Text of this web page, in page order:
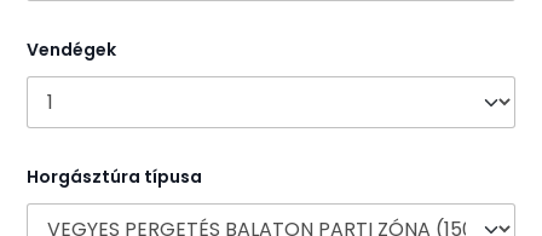
Vendégek
Horgásztúra típusa